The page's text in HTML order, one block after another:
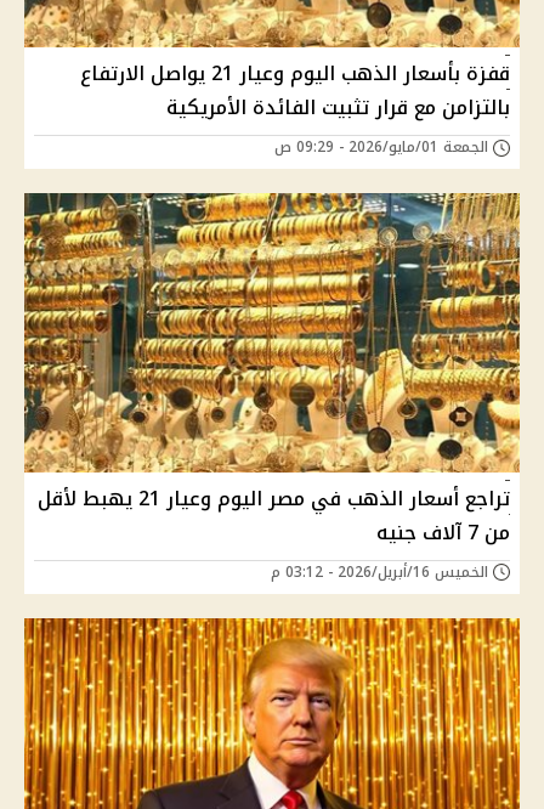
قفزة بأسعار الذهب اليوم وعيار 21 يواصل الارتفاع
بالتزامن مع قرار تثبيت الفائدة الأمريكية
الجمعة 01/مايو/2026 - 09:29 ص
تراجع أسعار الذهب في مصر اليوم وعيار 21 يهبط لأقل
من 7 آلاف جنيه
الخميس 16/أبريل/2026 - 03:12 م